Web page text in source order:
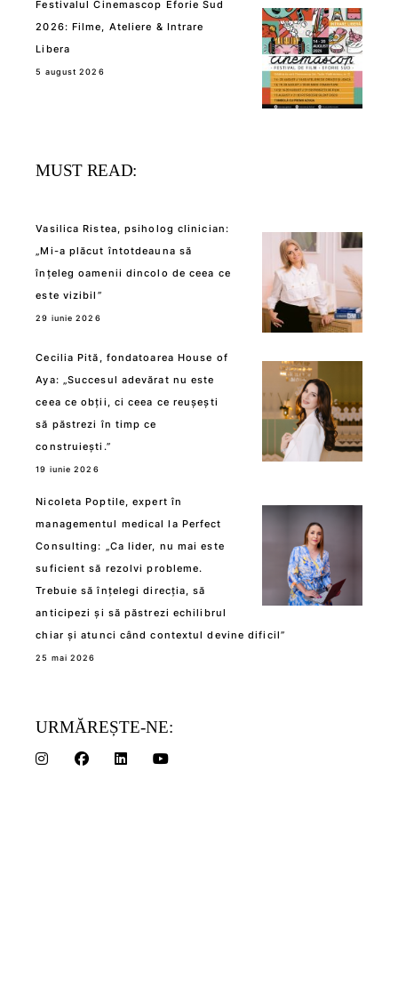
Festivalul Cinemascop Eforie Sud
2026: Filme, Ateliere & Intrare
Libera
5 august 2026
MUST READ:
Vasilica Ristea, psiholog clinician:
„Mi-a plăcut întotdeauna să
înțeleg oamenii dincolo de ceea ce
este vizibil”
29 iunie 2026
Cecilia Pită, fondatoarea House of
Aya: „Succesul adevărat nu este
ceea ce obții, ci ceea ce reușești
să păstrezi în timp ce
construiești.”
19 iunie 2026
Nicoleta Poptile, expert în
managementul medical la Perfect
Consulting: „Ca lider, nu mai este
suficient să rezolvi probleme.
Trebuie să înțelegi direcția, să
anticipezi și să păstrezi echilibrul
chiar și atunci când contextul devine dificil”
25 mai 2026
URMĂREȘTE-NE: